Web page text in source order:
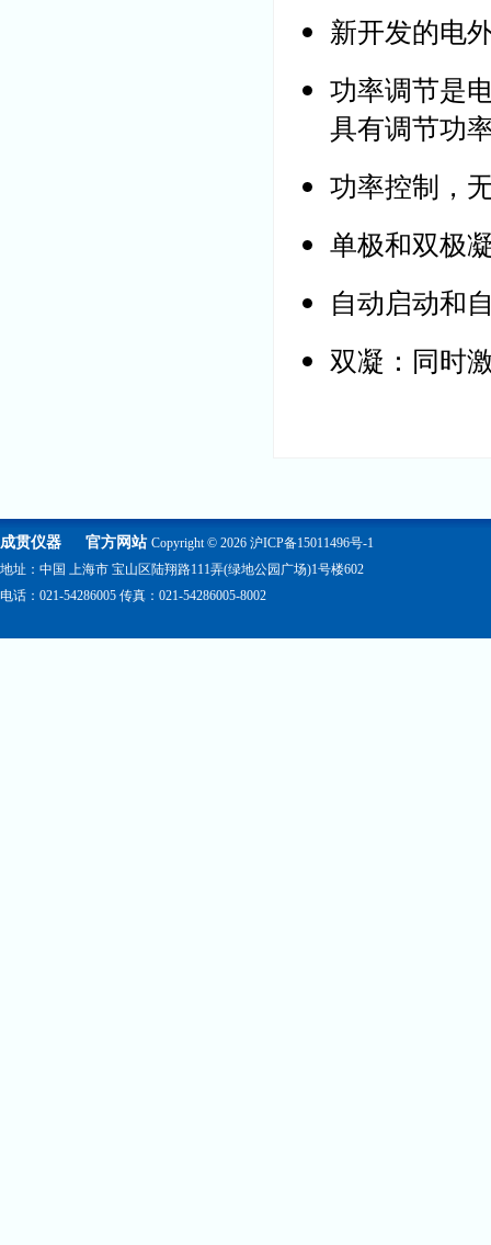
新开发的电
功率调节是
具有调节功
功率控制，
单极和双极
自动启动和
双凝：同时
成贯仪器 官方网站 Copyright © 2026 沪ICP备15011496号-1
地址：中国 上海市 宝山区陆翔路111弄(绿地公园广场)1号楼602
电话：021-54286005 传真：021-54286005-8002